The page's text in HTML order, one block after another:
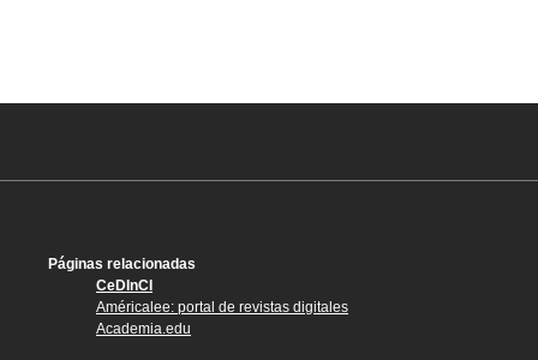
Páginas relacionadas
CeDInCI
Américalee: portal de revistas digitales
Academia.edu